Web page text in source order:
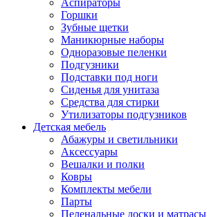
Аспираторы
Горшки
Зубные щетки
Маникюрные наборы
Одноразовые пеленки
Подгузники
Подставки под ноги
Сиденья для унитаза
Средства для стирки
Утилизаторы подгузников
Детская мебель
Абажуры и светильники
Аксессуары
Вешалки и полки
Ковры
Комплекты мебели
Парты
Пеленальные доски и матрасы